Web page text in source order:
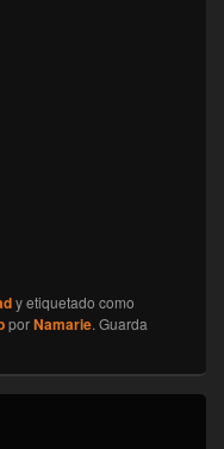
y etiquetado como
porNamarie. Guarda